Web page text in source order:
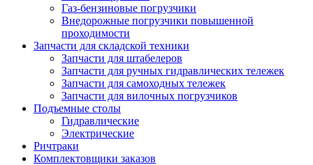
Газ-бензиновые погрузчики
Внедорожные погрузчики повышенной
проходимости
Запчасти для складской техники
Запчасти для штабелеров
Запчасти для ручных гидравлических тележек
Запчасти для самоходных тележек
Запчасти для вилочных погрузчиков
Подъемные столы
Гидравлические
Электрические
Ричтраки
Комплектовщики заказов